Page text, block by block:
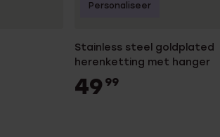
Stainless steel goldplated
herenketting met hanger
49 99
Personaliseer